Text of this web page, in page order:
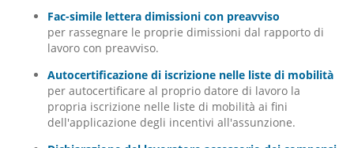
Fac-simile lettera dimissioni con preavviso
per rassegnare le proprie dimissioni dal rapporto di
lavoro con preavviso.
Autocertificazione di iscrizione nelle liste di mobilità
per autocertificare al proprio datore di lavoro la
propria iscrizione nelle liste di mobilità ai fini
dell'applicazione degli incentivi all'assunzione.